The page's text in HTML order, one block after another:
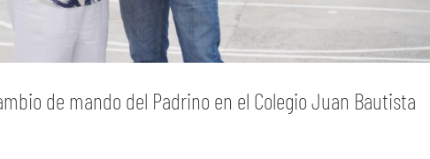
de mando del Padrino en el Colegio Juan Bautista